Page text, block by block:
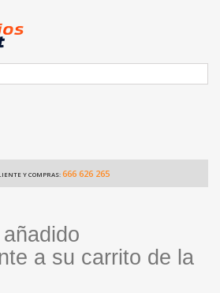
Y COMPRAS:666 626 265
a su carrito de la